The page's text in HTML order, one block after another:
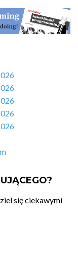
się ciekawymi